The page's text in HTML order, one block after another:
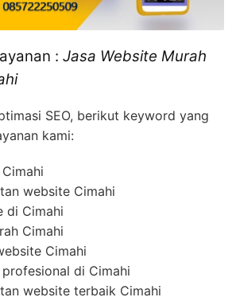
: Jasa Website Murah
SEO, berikut keyword yang
kami:
website Cimahi
di Cimahi
Cimahi
Cimahi
di Cimahi
website terbaik Cimahi